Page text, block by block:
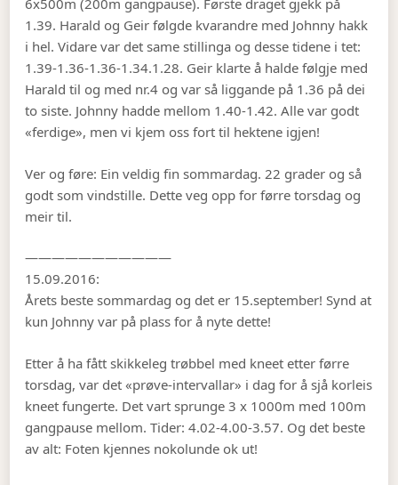
6x500m (200m gangpause). Første draget gjekk på
1.39. Harald og Geir følgde kvarandre med Johnny hakk
i hel. Vidare var det same stillinga og desse tidene i tet:
1.39-1.36-1.36-1.34.1.28. Geir klarte å halde følgje med
Harald til og med nr.4 og var så liggande på 1.36 på dei
to siste. Johnny hadde mellom 1.40-1.42. Alle var godt
«ferdige», men vi kjem oss fort til hektene igjen!
Ver og føre: Ein veldig fin sommardag. 22 grader og så
godt som vindstille. Dette veg opp for førre torsdag og
meir til.
———————————
15.09.2016:
Årets beste sommardag og det er 15.september! Synd at
kun Johnny var på plass for å nyte dette!
Etter å ha fått skikkeleg trøbbel med kneet etter førre
torsdag, var det «prøve-intervallar» i dag for å sjå korleis
kneet fungerte. Det vart sprunge 3 x 1000m med 100m
gangpause mellom. Tider: 4.02-4.00-3.57. Og det beste
av alt: Foten kjennes nokolunde ok ut!